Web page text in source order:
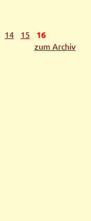
14 15 16
zum Archiv